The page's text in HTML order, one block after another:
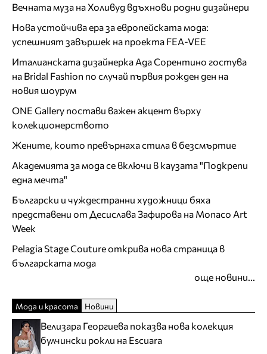
Вечната муза на Холивуд вдъхнови родни дизайнери
Нова устойчива ера за европейската мода:
успешният завършек на проекта FEA-VEE
Италианската дизайнерка Ада Сорентино гостува
на Bridal Fashion по случай първия рожден ден на
новия шоурум
ONE Gallery постави важен акцент върху
колекционерството
Жените, които превърнаха стила в безсмъртие
Академията за мода се включи в каузата "Подкрепи
една мечта"
Български и чуждестранни художници бяха
представени от Десислава Зафирова на Monaco Art
Week
Pelagia Stage Couture открива нова страница в
българската мода
още новини...
Мода и красота Новини
Велизара Георгиева показва нова колекция
булчински рокли на Escuara